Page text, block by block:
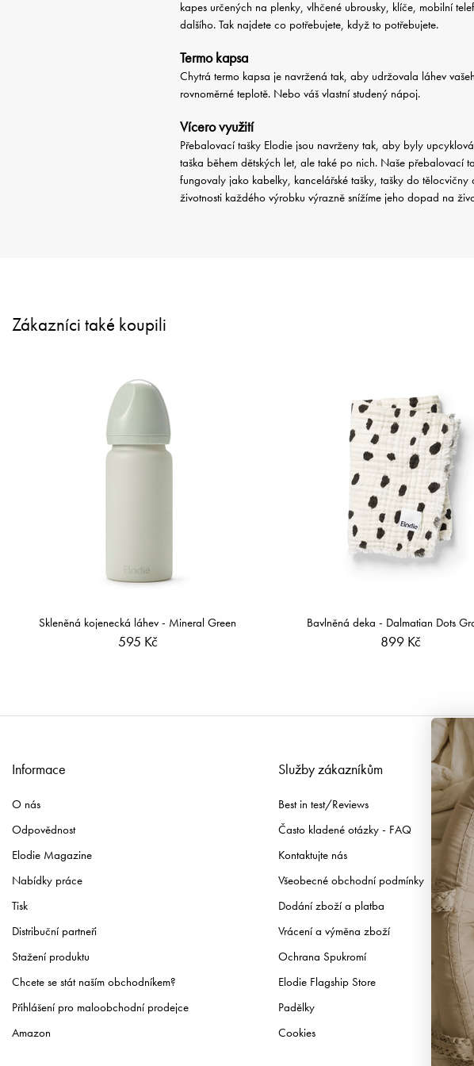
kapes určených na plenky, vlhčené ubrousky, klíče, mobilní
dalšího. Tak najdete co potřebujete, když to potřebujete.
Termo kapsa
Chytrá termo kapsa je navržená tak, aby udržovala láhev
rovnoměrné teplotě. Nebo váš vlastní studený nápoj.
Vícero využití
Přebalovací tašky Elodie jsou navrženy tak, aby byly
taška během dětských let, ale také po nich. Naše přebalovací
fungovaly jako kabelky, kancelářské tašky, tašky do tělocvičny
životnosti každého výrobku výrazně snížíme jeho dopad na
Zákazníci také koupili
Skleněná kojenecká láhev - Mineral Green
595 Kč
Bavlněná deka - Dalmatian Dots
899 Kč
Informace
O nás
Odpovědnost
Elodie Magazine
Nabídky práce
Tisk
Distribuční partneři
Stažení produktu
Chcete se stát naším obchodníkem?
Přihlášení pro maloobchodní prodejce
Amazon
Služby zákazníkům
Best in test/Reviews
Často kladené otázky - FAQ
Kontaktujte nás
Všeobecné obchodní podmínky
Dodání zboží a platba
Vrácení a výměna zboží
Ochrana Spukromí
Elodie Flagship Store
Padělky
Cookies